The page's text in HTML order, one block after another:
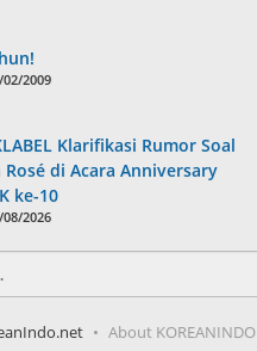
2009
Klarifikasi Rumor Soal
Rosé di Acara Anniversary
ke-10
2026
About KOREANINDO